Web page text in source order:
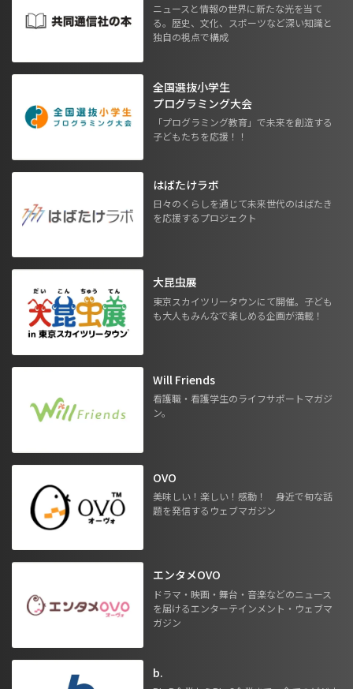
ニュースと情報の世界に新たな光を当て
る。歴史、文化、スポーツなど深い知識と
独自の視点で構成
全国選抜小学生
プログラミング大会
「プログラミング教育」で未来を創造する
子どもたちを応援！！
はばたけラボ
日々のくらしを通じて未来世代のはばたき
を応援するプロジェクト
大昆虫展
東京スカイツリータウンにて開催。子ども
も大人もみんなで楽しめる企画が満載！
Will Friends
看護職・看護学生のライフサポートマガジ
ン。
OVO
美味しい！楽しい！感動！ 身近で旬な話
題を発信するウェブマガジン
エンタメOVO
ドラマ・映画・舞台・音楽などのニュース
を届けるエンターテインメント・ウェブマ
ガジン
b.